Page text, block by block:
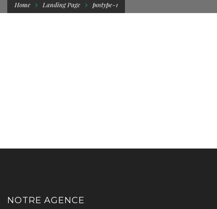
Home Landing Page postype-1
NOTRE AGENCE